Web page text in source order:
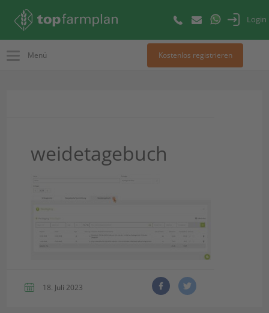
Login
Menü Kostenlos registrieren
weidetagebuch
18. Juli 2023